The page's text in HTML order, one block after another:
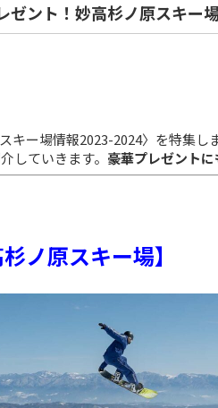
ント！妙高杉ノ原スキー
キー場情報2023-2024〉を特集し
していきます。 豪華プレゼントに
杉ノ原スキー場】